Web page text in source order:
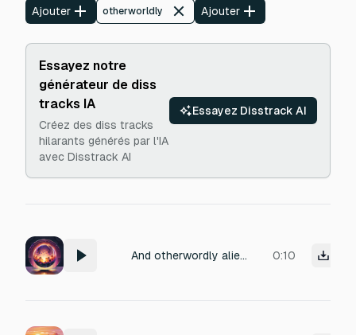
Ajouter otherworldly Ajouter
Essayez notre
générateur de diss
tracks IA
Créez des diss tracks
hilarants générés par l'IA
avec Disstrack AI
Essayez Disstrack AI
And otherwordly alien humming sound 0:10